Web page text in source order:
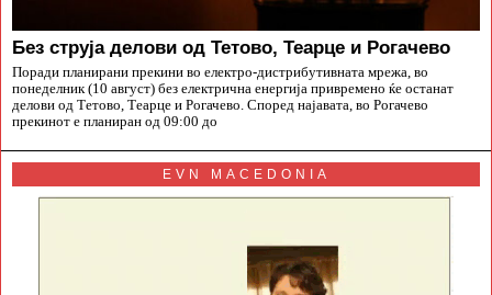
Без струја делови од Тетово, Теарце и Рогачево
Поради планирани прекини во електро-дистрибутивната мрежа, во
понеделник (10 август) без електрична енергија привремено ќе останат
делови од Тетово, Теарце и Рогачево. Според најавата, во Рогачево
прекинот е планиран од 09:00 до
EVN MACEDONIA